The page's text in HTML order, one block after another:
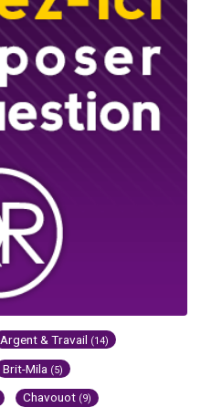
Argent & Travail (14)
Brit-Mila (5)
Chavouot (9)